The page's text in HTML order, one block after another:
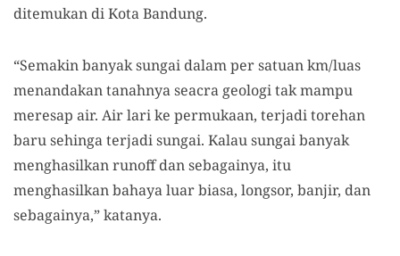
ditemukan di Kota Bandung.
“Semakin banyak sungai dalam per satuan km/luas
menandakan tanahnya seacra geologi tak mampu
meresap air. Air lari ke permukaan, terjadi torehan
baru sehinga terjadi sungai. Kalau sungai banyak
menghasilkan runoff dan sebagainya, itu
menghasilkan bahaya luar biasa, longsor, banjir, dan
sebagainya,” katanya.